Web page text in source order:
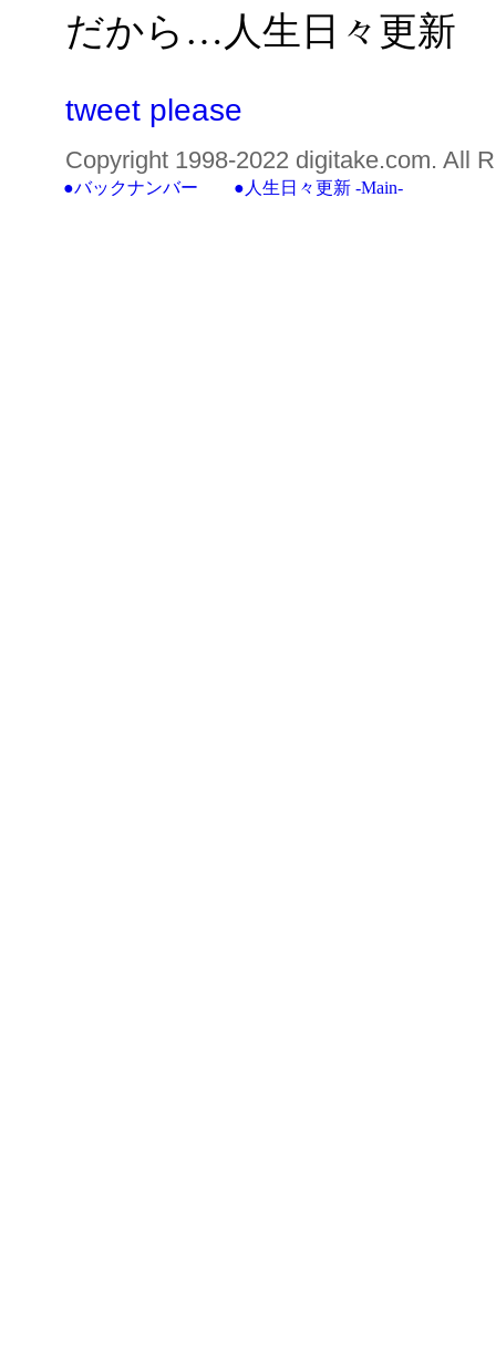
だから…人生日々更新
tweet please
Copyright 1998-2022 digitake.com. All
●バックナンバー ● 人生日々更新 -Main-